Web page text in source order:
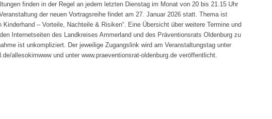
finden in der Regel an jedem letzten Dienstag im Monat von 20 bis 21.15 Uhr
der neuen Vortragsreihe findet am 27. Januar 2026 statt. Thema ist
Kinderhand – Vorteile, Nachteile & Risiken“. Eine Übersicht über weitere Termine und
Internetseiten des Landkreises Ammerland und des Präventionsrats Oldenburg zu
ist unkompliziert. Der jeweilige Zugangslink wird am Veranstaltungstag unter
allesokimwww und unter www.praeventionsrat-oldenburg.de veröffentlicht.